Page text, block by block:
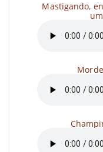
Mastigando,